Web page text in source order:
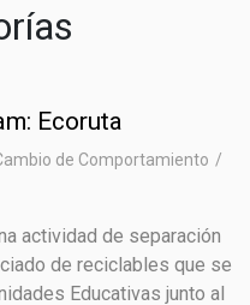
Ecoruta
de Comportamiento
actividad de separación
de reciclables que se
Educativas junto al